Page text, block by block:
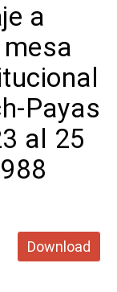
a
Payas
al 25
Download